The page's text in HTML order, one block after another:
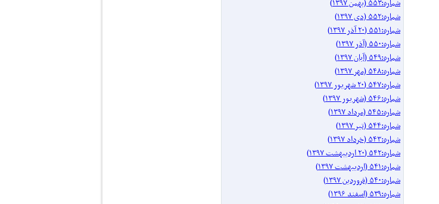
شماره:۵۵۲ (دی ۱۳۹۷)
شماره:۵۵۱ (۲۰ آذر ۱۳۹۷)
شماره:۵۵۰ (آذر ۱۳۹۷)
شماره:۵۴۹ (آبان ۱۳۹۷)
شماره:۵۴۸ (مهر ۱۳۹۷)
شماره:۵۴۷ (۲۰ شهریور ۱۳۹۷)
شماره:۵۴۶ (شهریور ۱۳۹۷)
شماره:۵۴۵ (مرداد ۱۳۹۷)
شماره:۵۴۴ (تیر ۱۳۹۷)
شماره:۵۴۳ (خرداد ۱۳۹۷)
شماره:۵۴۲ (۲۰ اردیبهشت ۱۳۹۷)
شماره:۵۴۱ (اردیبهشت ۱۳۹۷)
شماره:۵۴۰ (فروردین ۱۳۹۷)
شماره:۵۳۹ (اسفند ۱۳۹۶)